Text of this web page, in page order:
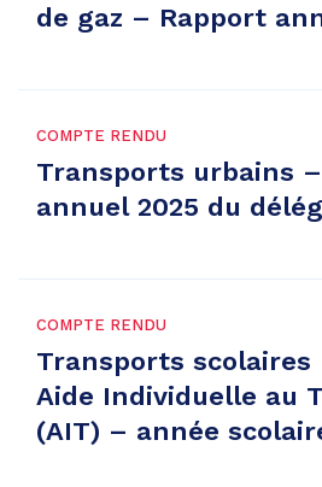
de gaz – Rapport
COMPTE RENDU
Transports urbains
annuel 2025 du
COMPTE RENDU
Transports scolaires
Aide Individuelle au
(AIT) – année